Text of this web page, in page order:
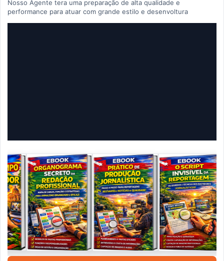
Nosso Agente tera uma preparação de alta qualidade e
performance para atuar com grande estilo e desenvoltura